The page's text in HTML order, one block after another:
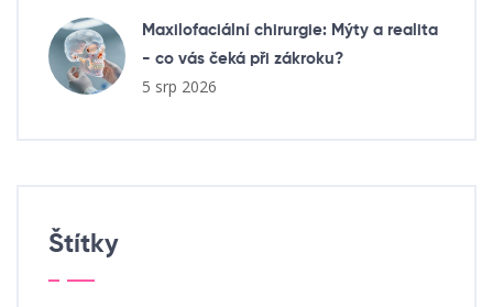
Maxilofaciální chirurgie: Mýty a realita
- co vás čeká při zákroku?
5 srp 2026
Štítky